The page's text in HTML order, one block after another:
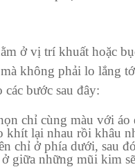
ở vị trí khuất hoặc
không phải lo lắng
bước sau đây:
chỉ cùng màu với áo
khít lại nhau rồi khâu
chỉ ở phía dưới, sau
giữa những mũi kim